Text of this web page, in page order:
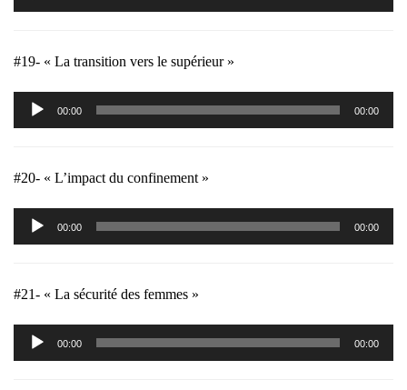
#19- « La transition vers le supérieur »
Lecteur
audio
00:00 00:00
#20- « L’impact du confinement »
Lecteur
audio
00:00 00:00
#21- « La sécurité des femmes »
Lecteur
audio
00:00 00:00